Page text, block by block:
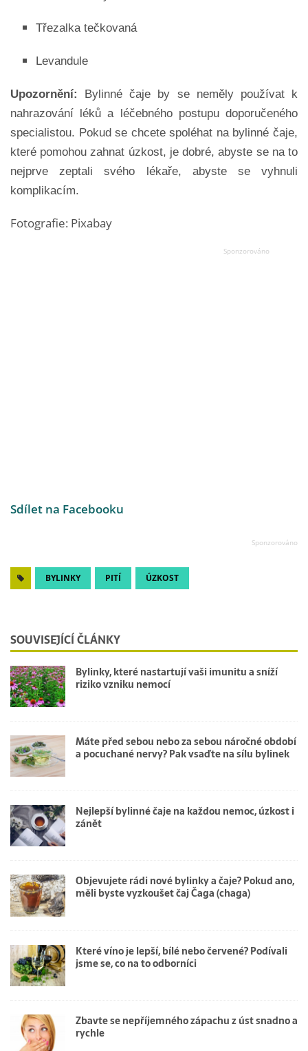
Třezalka tečkovaná
Levandule
Upozornění:
Bylinné čaje by se neměly používat k
nahrazování léků a léčebného postupu doporučeného
specialistou. Pokud se chcete spoléhat na bylinné čaje,
které pomohou zahnat úzkost, je dobré, abyste se na to
nejprve zeptali svého lékaře, abyste se vyhnuli
komplikacím.
Fotografie: Pixabay
Sdílet na Facebooku
BYLINKY PITÍ ÚZKOST
SOUVISEJÍCÍ ČLÁNKY
Bylinky, které nastartují vaši imunitu a sníží
riziko vzniku nemocí
Máte před sebou nebo za sebou náročné období
a pocuchané nervy? Pak vsaďte na sílu bylinek
Nejlepší bylinné čaje na každou nemoc, úzkost i
zánět
Objevujete rádi nové bylinky a čaje? Pokud ano,
měli byste vyzkoušet čaj Čaga (chaga)
Které víno je lepší, bílé nebo červené? Podívali
jsme se, co na to odborníci
Zbavte se nepříjemného zápachu z úst snadno a
rychle